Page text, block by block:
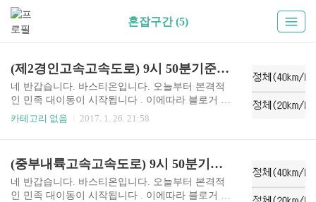
혼잡구간 (5)
(제2경인고속고속도로) 9시 50분기준 실시간 고속도로 혼잡구간 !!
네 반갑습니다. 바스티온입니다. 오늘부터 본격적
인 민족 대이동이 시작됩니다 . 이에따라 블로거 바
스티온은 설날 연휴 실시간으로 고속도로 혼잡구
카테고리 없음 2017. 1. 26. 21:58
(중부내륙고속고속도로) 9시 50분기준 실시간 고속도로 혼잡구간 !!
네 반갑습니다. 바스티온입니다. 오늘부터 본격적
인 민족 대이동이 시작됩니다 . 이에따라 블로거 바